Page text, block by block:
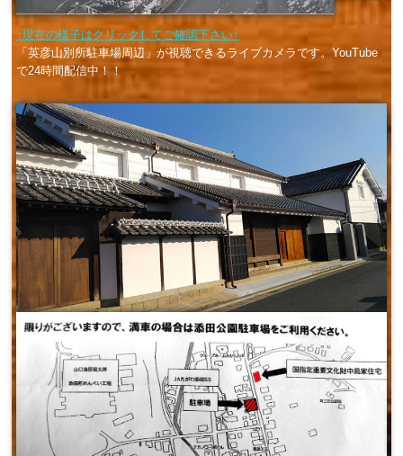
↑現在の様子はクリックしてご確認下さい↑
「英彦山別所駐車場周辺」が視聴できるライブカメラです。YouTube
で24時間配信中！！